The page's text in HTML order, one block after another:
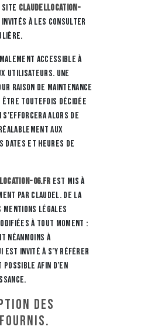
site claudellocation-
invités à les consulter
accessible à
utilisateurs. Une
raison de maintenance
être toutefois décidée
s’efforcera alors de
aux
et heures de
06.fr est mis à
par CLAUDEL. De la
mentions légales
à tout moment :
néanmoins à
est invité à s’y référer
afin d’en
des